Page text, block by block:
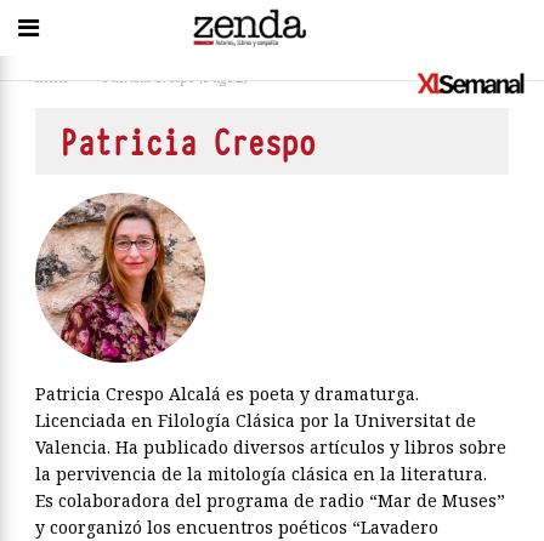
Inicio > Patricia Crespo(Page 2)
Patricia Crespo
Patricia Crespo Alcalá es poeta y dramaturga.
Licenciada en Filología Clásica por la Universitat de
Valencia. Ha publicado diversos artículos y libros sobre
la pervivencia de la mitología clásica en la literatura.
Es colaboradora del programa de radio “Mar de Muses”
y coorganizó los encuentros poéticos “Lavadero